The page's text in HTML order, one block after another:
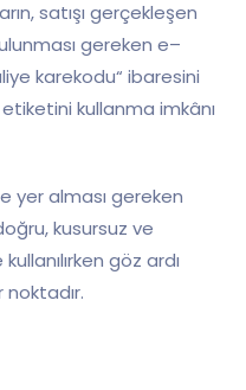
ın,satışı gerçekleşen
unması gereken e–
ye karekodu“ ibaresini
etiketini kullanma imkânı
e yeralması gereken
ğru,kusursuz ve
kullanılırken göz ardı
noktadır.